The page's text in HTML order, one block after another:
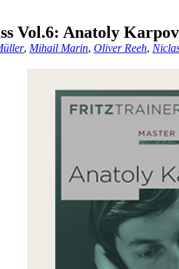
Vol.6: Anatoly Karpov
, Mihail Marin, Oliver Reeh,